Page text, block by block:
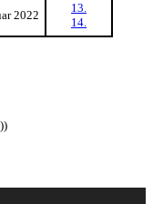
2022
13.
14.